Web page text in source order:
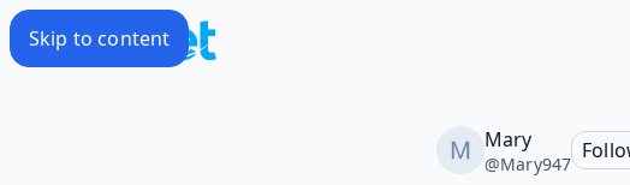
Skip to content
Mary
@Mary947